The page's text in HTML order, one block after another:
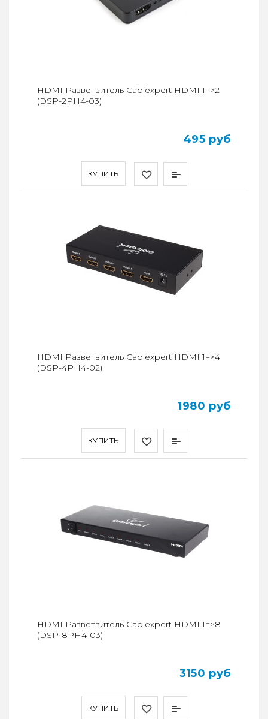
КУПИТЬ
HDMI Разветвитель Cablexpert HDMI 1=>2
(DSP-2PH4-03)
495 руб
КУПИТЬ
HDMI Разветвитель Cablexpert HDMI 1=>4
(DSP-4PH4-02)
1980 руб
КУПИТЬ
HDMI Разветвитель Cablexpert HDMI 1=>8
(DSP-8PH4-03)
3150 руб